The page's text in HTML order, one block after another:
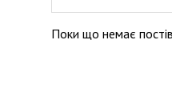
Поки що немає постів